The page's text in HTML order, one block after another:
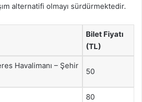
alternatifi olmayı sürdürmektedir.
Bilet Fiyatı
(TL)
Havalimanı – Şehir
50
80